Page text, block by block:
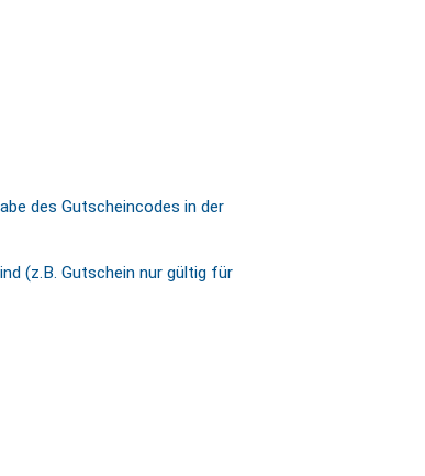
des Gutscheincodes in der
(z.B. Gutschein nur gültig für